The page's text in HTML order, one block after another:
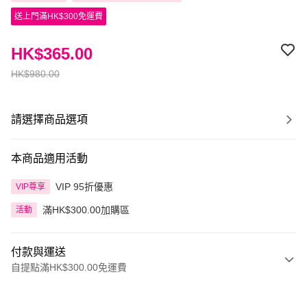
送上門滿HK$300免運費
HK$980.00
HK$365.00
請選擇商品選項
本商品適用活動
VIP尊享 VIP 95折優惠
活動 滿HK$300.00加購區
付款與運送
自提點滿HK$300.00免運費